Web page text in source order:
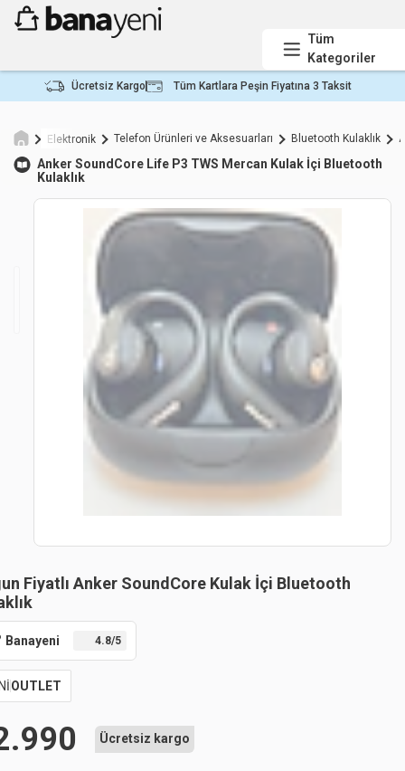
Tüm
Kategoriler
Ücretsiz Kargo Tüm Kartlara Peşin Fiyatına 3 Taksit
Elektronik Telefon Ürünleri ve Aksesuarları Bluetooth Kulaklık
Anker SoundCore Life P3 TWS Mercan Kulak İçi Bluetooth
Kulaklık
Fiyatlı Anker SoundCore Kulak İçi Bluetooth
Banayeni 4.8/5
OUTLET
Ücretsiz kargo